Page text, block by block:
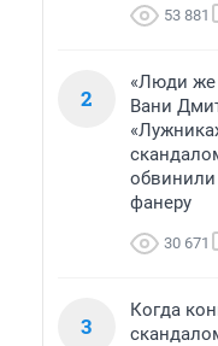
53 881
2
«Люди же
Вани
фанеру
30 671
3
Когда